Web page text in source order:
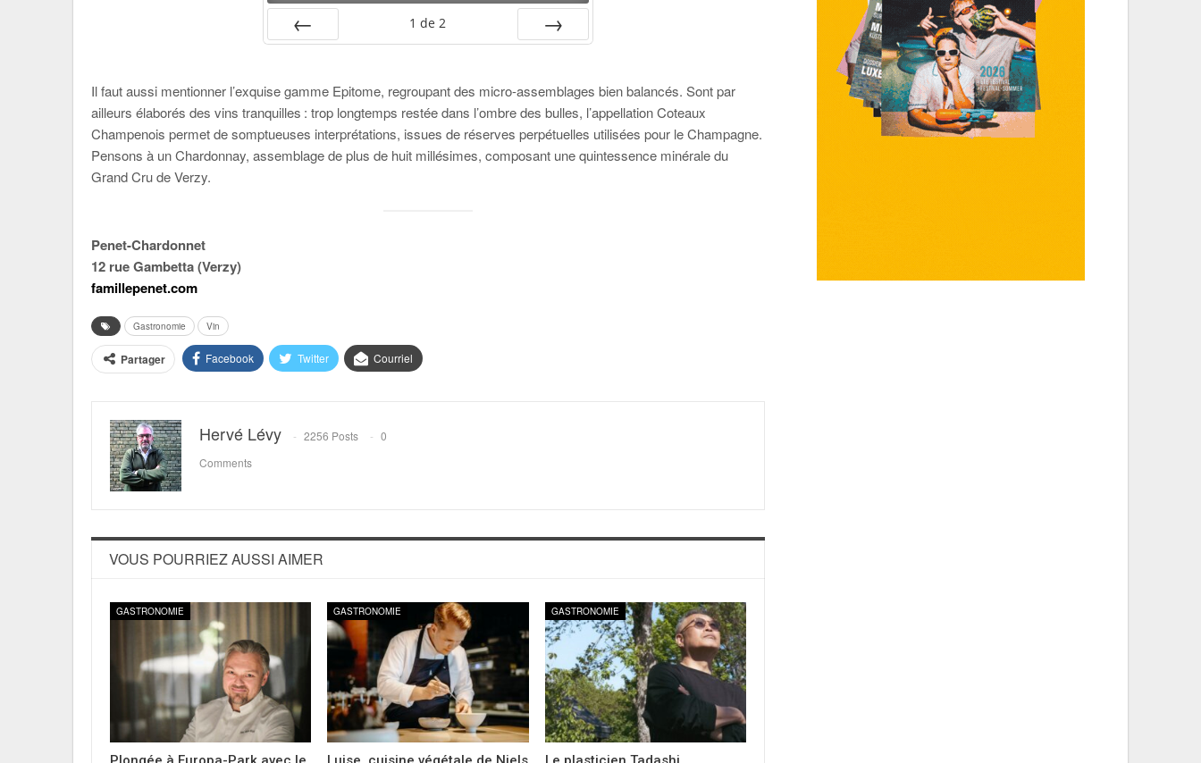
1 de 2
Il faut aussi mentionner l’exquise gamme Epitome, regroupant des micro-assemblages bien balancés. Sont par
ailleurs élaborés des vins tranquilles : trop longtemps restée dans l’ombre des bulles, l’appellation Coteaux
Champenois permet de somptueuses interprétations, issues de réserves perpétuelles utilisées pour le Champagne.
Pensons à un Chardonnay, assemblage de plus de huit millésimes, composant une quintessence minérale du
Grand Cru de Verzy.
Penet-Chardonnet
12 rue Gambetta (Verzy)
famillepenet.com
Gastronomie Vin
Partager Facebook Twitter Courriel
Hervé Lévy 2256 Posts
0
Comments
VOUS POURRIEZ AUSSI AIMER
GASTRONOMIE GASTRONOMIE GASTRONOMIE